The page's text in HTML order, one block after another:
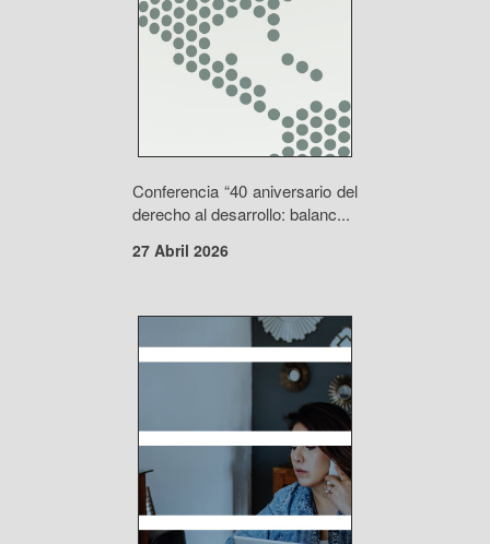
Conferencia “40 aniversario del
derecho al desarrollo: balanc...
27 Abril 2026